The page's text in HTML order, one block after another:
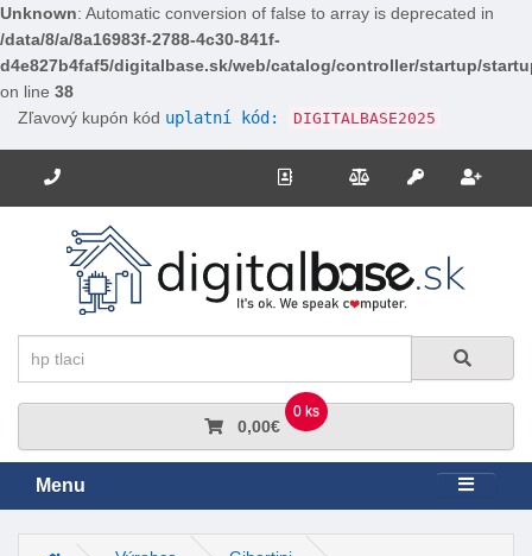
Unknown: Automatic conversion of false to array is deprecated in
/data/8/a/8a16983f-2788-4c30-841f-
d4e827b4faf5/digitalbase.sk/web/catalog/controller/startup/
on line 38
Zľavový kupón kód uplatní kód: DIGITALBASE2025
Potrebujete poradiť? Zavolajte nám. Kontakt Porovnanie
Prihlásiť sa
0 ks
0,00€
Menu